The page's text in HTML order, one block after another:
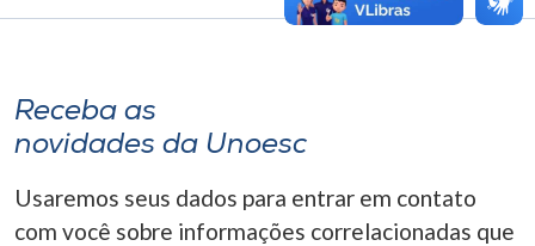
Receba as
novidades da Unoesc
Usaremos seus dados para entrar em contato
com você sobre informações correlacionadas que